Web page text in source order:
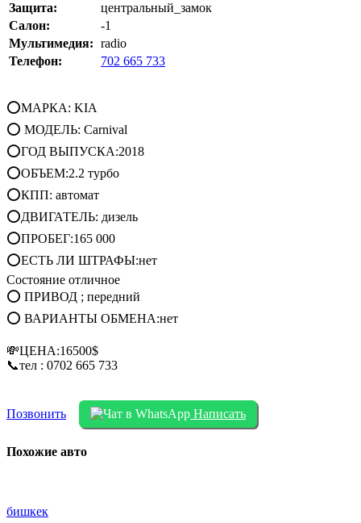
Защита:
центральный_замок
Салон:
-1
Мультимедия: radio
Телефон:
702 665 733
⭕МАРКА: KIA
⭕ МОДЕЛЬ: Carnival
⭕ГОД ВЫПУСКА:2018
⭕ОБЪЕМ:2.2 турбо
⭕КПП: автомат
⭕ДВИГАТЕЛЬ: дизель
⭕ПРОБЕГ:165 000
⭕ЕСТЬ ЛИ ШТРАФЫ:нет
Состояние отличное
⭕ ПРИВОД ; передний
⭕ ВАРИАНТЫ ОБМЕНА:нет
💸ЦЕНА:16500$
📞тел : 0702 665 733
Позвонить Написать
Похожие авто
бишкек